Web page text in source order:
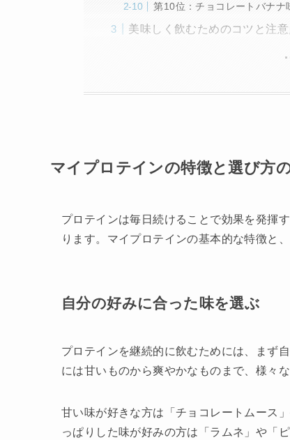
第10位：チョコレートバナナ
美味しく飲むためのコツと注意
マイプロテインの特徴と選び方
プロテインは毎日続けることで効果を発揮
ります。マイプロテインの基本的な特徴と
自分の好みに合った味を選ぶ
プロテインを継続的に飲むためには、まず
には甘いものから爽やかなものまで、様々
甘い味が好きな方は「チョコレートムース
っぱりした味が好みの方は「ラムネ」や「